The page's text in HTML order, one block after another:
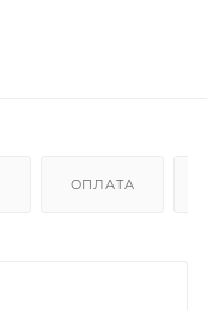
ОПЛАТА